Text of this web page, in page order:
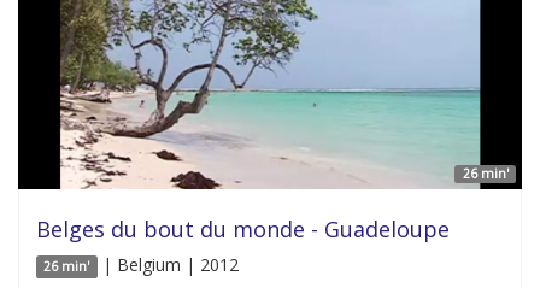
26 min'
Belges du bout du monde - Guadeloupe
26 min' | Belgium | 2012